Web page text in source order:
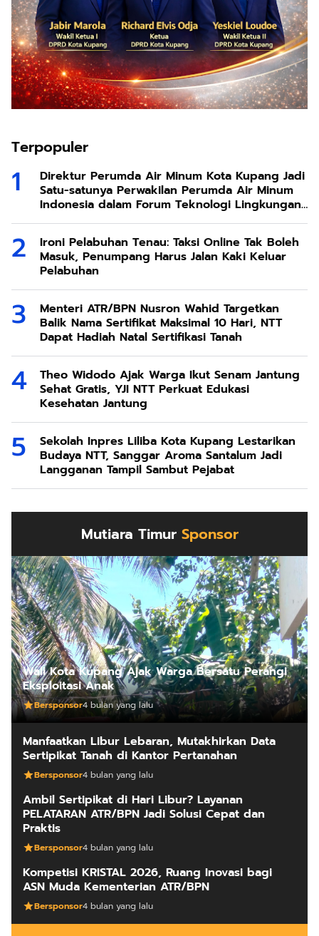
Terpopuler
Direktur Perumda Air Minum Kota Kupang Jadi
Satu-satunya Perwakilan Perumda Air Minum
Indonesia dalam Forum Teknologi Lingkungan
di Taiwan
Ironi Pelabuhan Tenau: Taksi Online Tak Boleh
Masuk, Penumpang Harus Jalan Kaki Keluar
Pelabuhan
Menteri ATR/BPN Nusron Wahid Targetkan
Balik Nama Sertifikat Maksimal 10 Hari, NTT
Dapat Hadiah Natal Sertifikasi Tanah
Theo Widodo Ajak Warga Ikut Senam Jantung
Sehat Gratis, YJI NTT Perkuat Edukasi
Kesehatan Jantung
Sekolah Inpres Liliba Kota Kupang Lestarikan
Budaya NTT, Sanggar Aroma Santalum Jadi
Langganan Tampil Sambut Pejabat
Mutiara Timur Sponsor
Wali Kota Kupang Ajak Warga Bersatu Perangi
Eksploitasi Anak
Bersponsor4 bulan yang lalu
Manfaatkan Libur Lebaran, Mutakhirkan Data
Sertipikat Tanah di Kantor Pertanahan
Bersponsor4 bulan yang lalu
Ambil Sertipikat di Hari Libur? Layanan
PELATARAN ATR/BPN Jadi Solusi Cepat dan
Praktis
Bersponsor4 bulan yang lalu
Kompetisi KRISTAL 2026, Ruang Inovasi bagi
ASN Muda Kementerian ATR/BPN
Bersponsor4 bulan yang lalu